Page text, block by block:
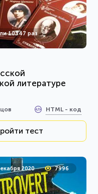
10347 раз
литературе
HTML - код
тест
2020 7996